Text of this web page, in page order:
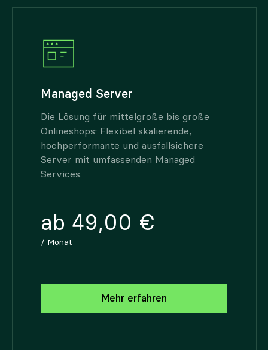
Managed Server
Die Lösung für mittelgroße bis große
Onlineshops: Flexibel skalierende,
hochperformante und ausfallsichere
Server mit umfassenden Managed
Services.
ab 49,00 €
/ Monat
Mehr erfahren